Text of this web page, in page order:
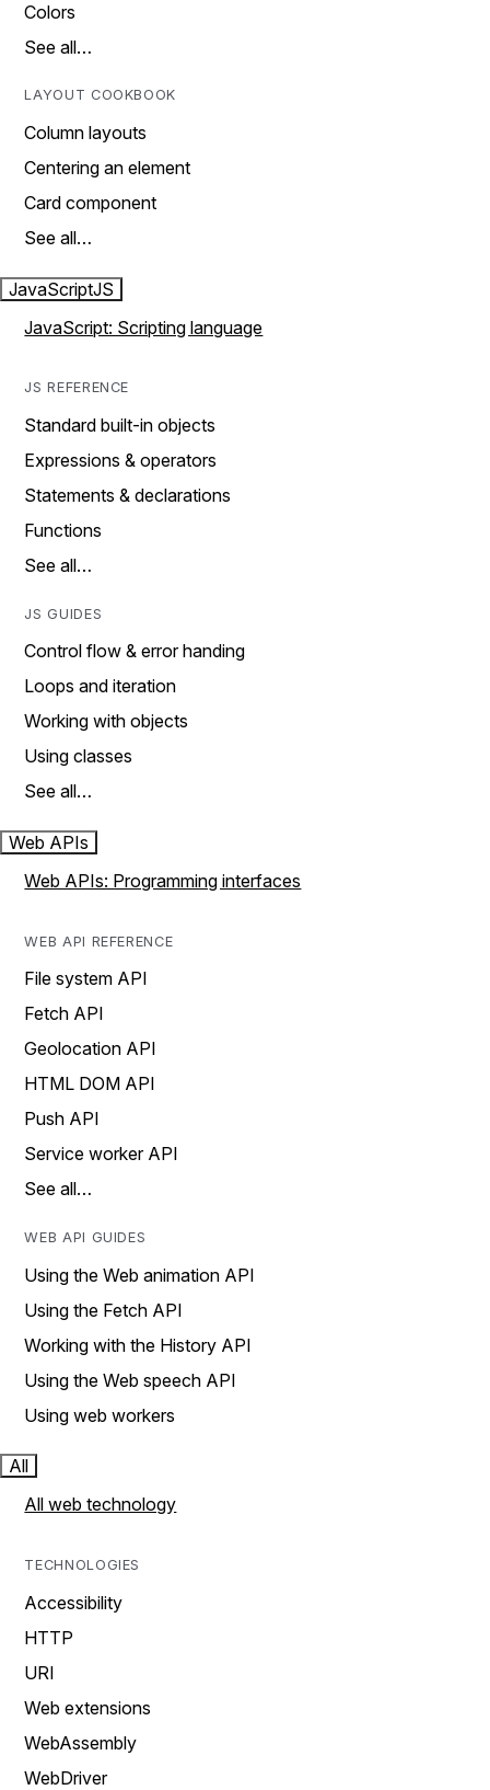
Colors
See all…
LAYOUT COOKBOOK
Column layouts
Centering an element
Card component
See all…
JavaScriptJS
JavaScript: Scripting language
JS REFERENCE
Standard built-in objects
Expressions & operators
Statements & declarations
Functions
See all…
JS GUIDES
Control flow & error handing
Loops and iteration
Working with objects
Using classes
See all…
Web APIs
Web APIs: Programming interfaces
WEB API REFERENCE
File system API
Fetch API
Geolocation API
HTML DOM API
Push API
Service worker API
See all…
WEB API GUIDES
Using the Web animation API
Using the Fetch API
Working with the History API
Using the Web speech API
Using web workers
All
All web technology
TECHNOLOGIES
Accessibility
HTTP
URI
Web extensions
WebAssembly
WebDriver